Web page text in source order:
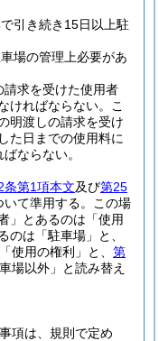
引き続き15日以上駐
場の管理上必要があ
求を受けた使用者
ければならない。
こ
明渡しの請求を受け
た日までの使用料に
ならない。
条第1項本文及び第25
て準用する。
この場
」とあるのは「使用
のは「駐車場」と、
使用の権利」と、 第
場以外」と読み替え
項は、規則で定め